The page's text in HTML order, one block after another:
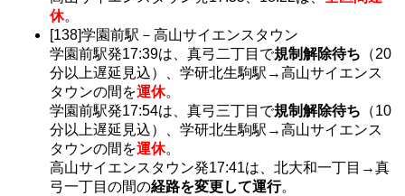
休。
[138]学園前駅－高山サイエンスタウン
学園前駅発17:39は、真弓二丁目で規制解除待ち （20
分以上遅延見込）、学研北生駒駅→高山サイエンス
タウンの間を運休。
学園前駅発17:54は、真弓三丁目で規制解除待ち （10
分以上遅延見込）、学研北生駒駅→高山サイエンス
タウンの間を運休。
高山サイエンスタウン発17:41は、北大和一丁目→真
弓一丁目の間の経路を変更して運行。